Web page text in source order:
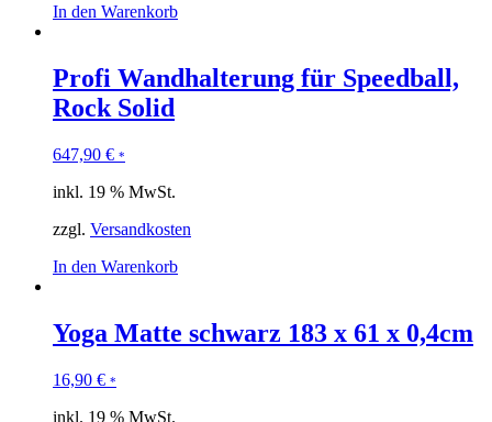
In den Warenkorb
Profi Wandhalterung für Speedball,
Rock Solid
647,90 € *
inkl. 19 % MwSt.
zzgl. Versandkosten
In den Warenkorb
Yoga Matte schwarz 183 x 61 x 0,4cm
16,90 € *
inkl. 19 % MwSt.